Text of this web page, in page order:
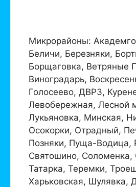
Микрорайоны:
Беличи, Березняки,
Борщаговка, Ветряные
Виноградарь,
Голосеево, ДВРЗ,
Левобережная, Лесной
Лукьяновка, Минская,
Осокорки, Отрадный,
Позняки, Пуща-Водица,
Святошино, Соломенка,
Татарка, Теремки,
Харьковская, Шулявка,